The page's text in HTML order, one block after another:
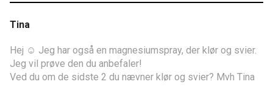
Tina
Hej ☺️ Jeg har også en magnesiumspray, der klør og svier.
Jeg vil prøve den du anbefaler!
Ved du om de sidste 2 du nævner klør og svier? Mvh Tina